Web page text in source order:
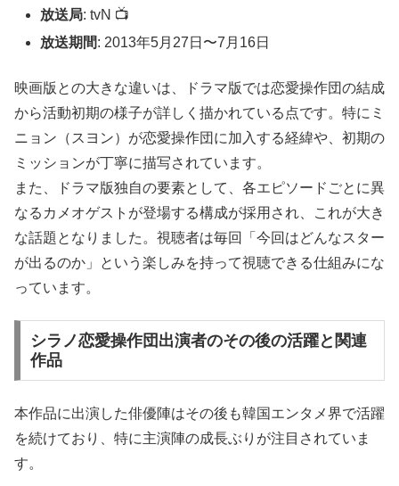
放送局: tvN 📺
放送期間: 2013年5月27日〜7月16日
映画版との大きな違いは、ドラマ版では恋愛操作団の結成
から活動初期の様子が詳しく描かれている点です。特にミ
ニョン（スヨン）が恋愛操作団に加入する経緯や、初期の
ミッションが丁寧に描写されています。
また、ドラマ版独自の要素として、各エピソードごとに異
なるカメオゲストが登場する構成が採用され、これが大き
な話題となりました。視聴者は毎回「今回はどんなスター
が出るのか」という楽しみを持って視聴できる仕組みにな
っています。
シラノ恋愛操作団出演者のその後の活躍と関連
作品
本作品に出演した俳優陣はその後も韓国エンタメ界で活躍
を続けており、特に主演陣の成長ぶりが注目されていま
す。